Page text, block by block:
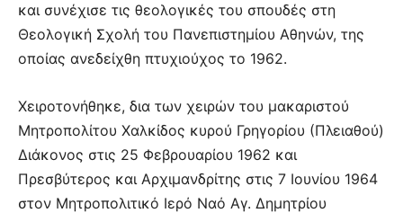
και συνέχισε τις θεολογικές του σπουδές στη
Θεολογική Σχολή του Πανεπιστημίου Αθηνών, της
οποίας ανεδείχθη πτυχιούχος το 1962.
Χειροτονήθηκε, δια των χειρών του μακαριστού
Μητροπολίτου Χαλκίδος κυρού Γρηγορίου (Πλειαθού)
Διάκονος στις 25 Φεβρουαρίου 1962 και
Πρεσβύτερος και Αρχιμανδρίτης στις 7 Ιουνίου 1964
στον Μητροπολιτικό Ιερό Ναό Αγ. Δημητρίου